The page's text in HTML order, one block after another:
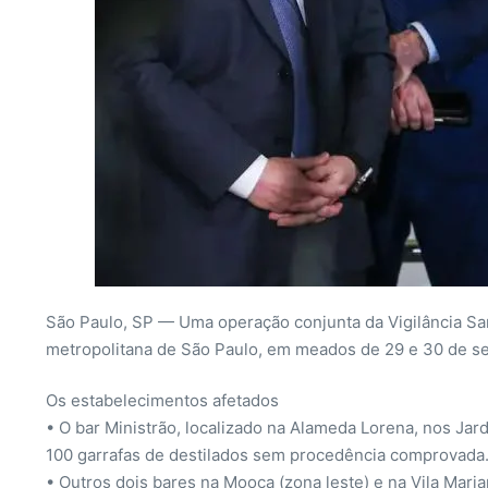
São Paulo, SP — Uma operação conjunta da Vigilância
metropolitana de São Paulo, em meados de 29 e 30 de
Os estabelecimentos afetados
• O bar Ministrão, localizado na Alameda Lorena, nos
100 garrafas de destilados sem procedência comprovada.
• Outros dois bares na Mooca (zona leste) e na Vila